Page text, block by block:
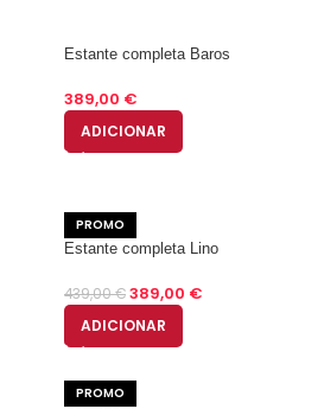
Estante completa Baros
389,00 €
ADICIONAR
PROMO
Estante completa Lino
439,00€389,00 €
ADICIONAR
PROMO